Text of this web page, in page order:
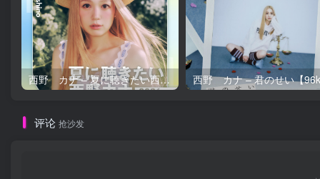
西野 カナ – 夏に聴きたい西野カナ2026【44.1kHz／16bit】日本区
评论 抢沙发